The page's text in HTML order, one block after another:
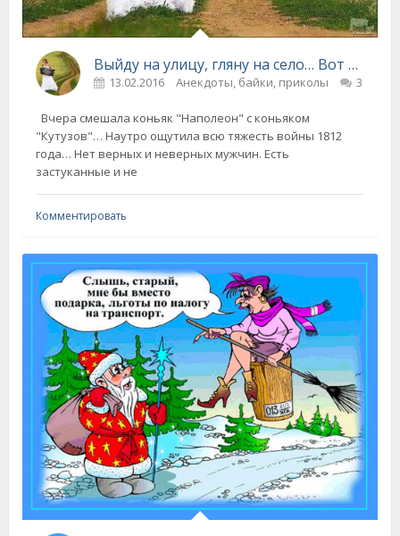
Выйду на улицу, гляну на село… Вот это я гульнула — село то не моё! (анекдоты)
13.02.2016 Анекдоты, байки, приколы 3
Вчера смешала коньяк "Наполеон" с коньяком
"Кутузов"… Наутро ощутила всю тяжесть войны 1812
года… Нет верных и неверных мужчин. Есть
застуканные и не
Комментировать